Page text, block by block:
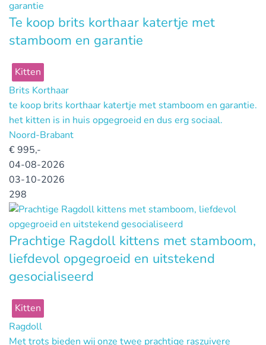
Te koop brits korthaar katertje met
stamboom en garantie
Kitten
Brits Korthaar
te koop brits korthaar katertje met stamboom en garantie.
het kitten is in huis opgegroeid en dus erg sociaal.
Noord-Brabant
€995,-
04-08-2026
03-10-2026
298
Prachtige Ragdoll kittens met stamboom,
liefdevol opgegroeid en uitstekend
gesocialiseerd
Kitten
Ragdoll
Met trots bieden wij onze twee prachtige raszuivere